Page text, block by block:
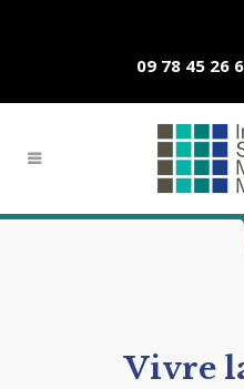
09 78 45 26
Vivre